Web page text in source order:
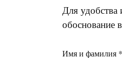
Для удобства
обоснование
Имя и фамилия *